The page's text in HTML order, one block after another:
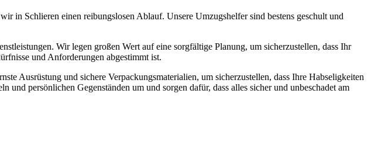
in Schlieren einen reibungslosen Ablauf. Unsere Umzugshelfer sind bestens geschult und
Wir legen großen Wert auf eine sorgfältige Planung, um sicherzustellen, dass Ihr
und Anforderungen abgestimmt ist.
Ausrüstung und sichere Verpackungsmaterialien, um sicherzustellen, dass Ihre Habseligkeiten
persönlichen Gegenständen um und sorgen dafür, dass alles sicher und unbeschadet am